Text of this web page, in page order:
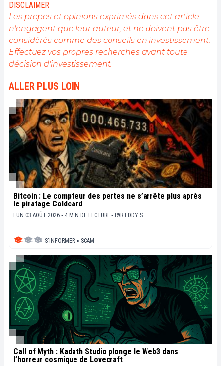
DISCLAIMER
Les propos et opinions exprimés dans cet article
n'engagent que leur auteur, et ne doivent pas être
considérés comme des conseils en investissement.
Effectuez vos propres recherches avant toute
décision d'investissement.
ALLER PLUS LOIN
Bitcoin : Le compteur des pertes ne s’arrête plus après
le piratage Coldcard
LUN 03 AOÛT 2026 ▪ 4 MIN DE LECTURE ▪ PAR EDDY S.
S'INFORMER ▪ SCAM
Call of Myth : Kadath Studio plonge le Web3 dans
l’horreur cosmique de Lovecraft